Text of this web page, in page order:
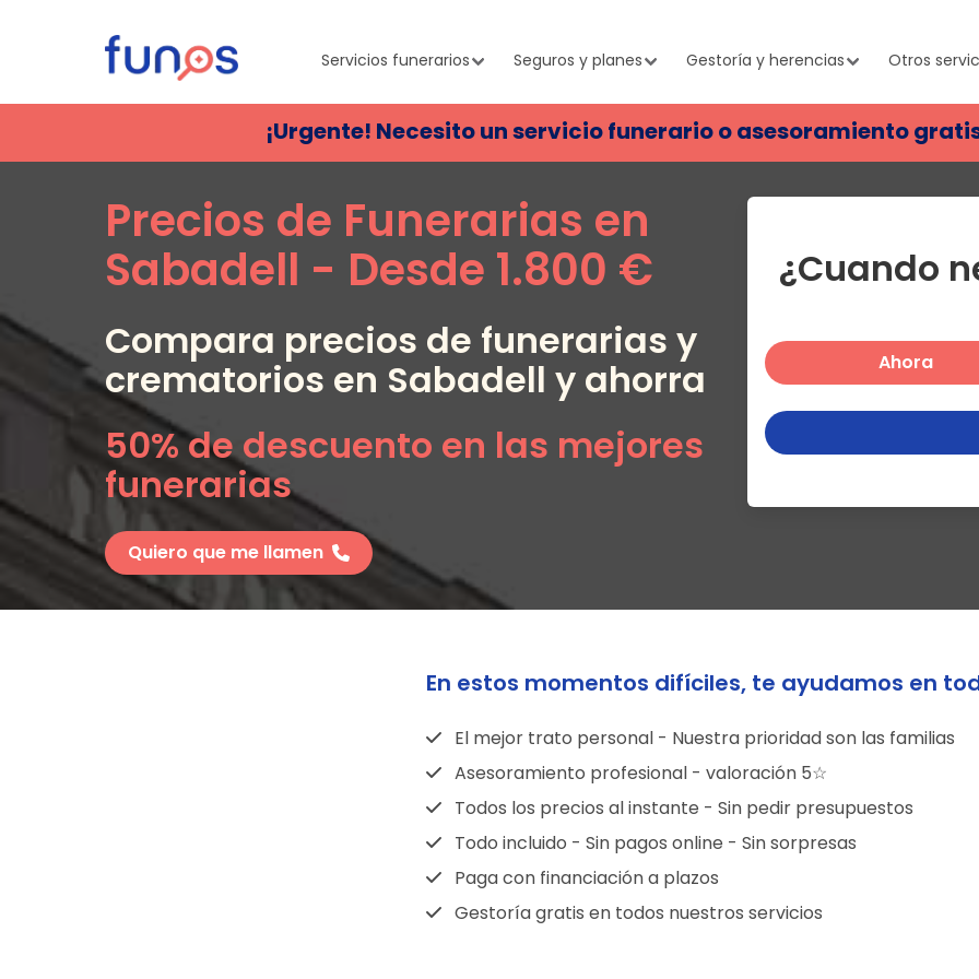
Servicios funerarios Seguros y planes Gestoría y herencias Otros
¡Urgente! Necesito un servicio funerario o asesoramiento
Precios de Funerarias en
Sabadell - Desde 1.800 €
Compara precios de funerarias y
crematorios en Sabadell y ahorra
50% de descuento en las mejores
funerarias
Quiero que me llamen
¿Cuando
Ahora
En estos momentos difíciles, te ayudamos en
El mejor trato personal - Nuestra prioridad son las familias
Asesoramiento profesional - valoración 5☆
Todos los precios al instante - Sin pedir presupuestos
Todo incluido - Sin pagos online - Sin sorpresas
Paga con financiación a plazos
Gestoría gratis en todos nuestros servicios